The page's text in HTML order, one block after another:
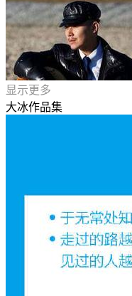
介：
大冰，本名焉冰，1980
市，中国内地主持人、
东艺术学院。
2013年，出版个人首本
显示更多
大冰作品集